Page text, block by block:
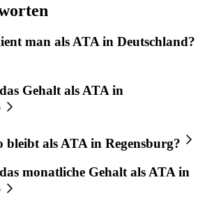
man als ATA in Deutschland?
Gehalt als ATA in
bleibt als ATA in Regensburg?
monatliche Gehalt als ATA in